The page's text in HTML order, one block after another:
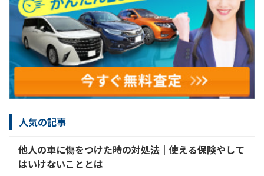
人気の記事
他人の車に傷をつけた時の対処法│使える保険やして
はいけないこととは